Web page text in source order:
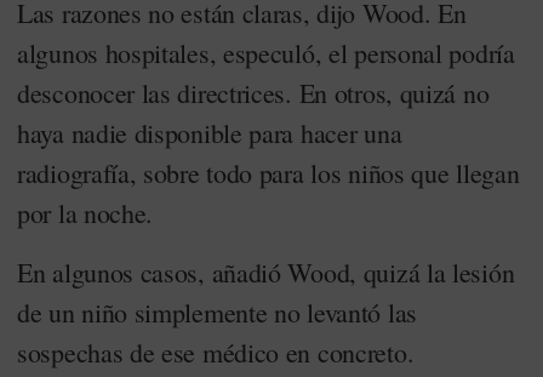
Las razones no están claras, dijo Wood. En
algunos hospitales, especuló, el personal podría
desconocer las directrices. En otros, quizá no
haya nadie disponible para hacer una
radiografía, sobre todo para los niños que llegan
por la noche.
En algunos casos, añadió Wood, quizá la lesión
de un niño simplemente no levantó las
sospechas de ese médico en concreto.